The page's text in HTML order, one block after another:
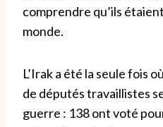
comprendre qu’ils
monde.
L’Irak a été la seule fois
de députés travaillistes
guerre : 138 ont voté